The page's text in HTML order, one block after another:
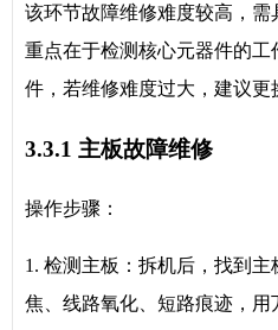
该环节故障维修难度较高，需
重点在于检测核心元器件的
件，若维修难度过大，建议更
3.3.1 主板故障维修
操作步骤：
1. 检测主板：拆机后，找到
焦、线路氧化、短路痕迹，